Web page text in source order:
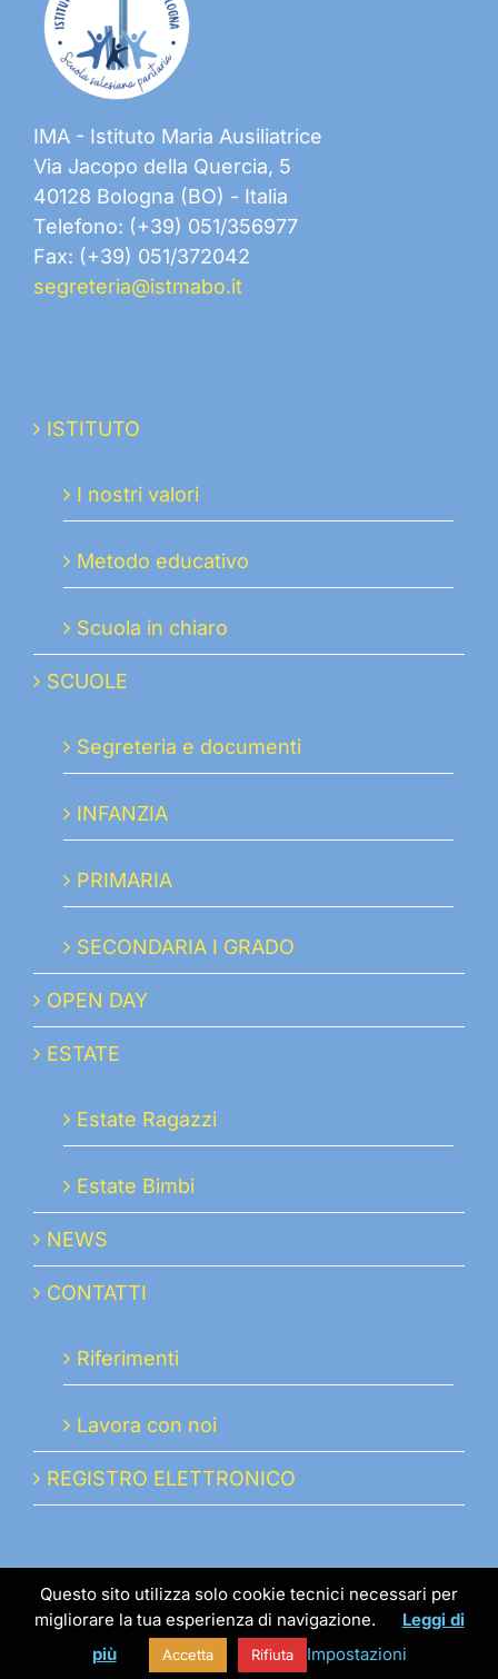
IMA - Istituto Maria Ausiliatrice
Via Jacopo della Quercia, 5
40128 Bologna (BO) - Italia
Telefono: (+39) 051/356977
Fax: (+39) 051/372042
segreteria@istmabo.it
ISTITUTO
I nostri valori
Metodo educativo
Scuola in chiaro
SCUOLE
Segreteria e documenti
INFANZIA
PRIMARIA
SECONDARIA I GRADO
OPEN DAY
ESTATE
Estate Ragazzi
Estate Bimbi
NEWS
CONTATTI
Riferimenti
Lavora con noi
REGISTRO ELETTRONICO
© 2019 istmabo.it | Istituto Maria Ausiliatrice | P.IVA
00445660343
Questo sito utilizza solo cookie tecnici necessari per
migliorare la tua esperienza di navigazione.
Leggi di
più
Accetta Rifiuta Impostazioni